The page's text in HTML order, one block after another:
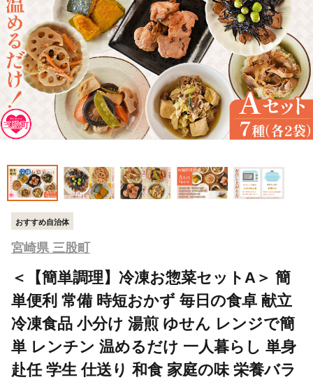
おすすめ自治体
宮崎県 三股町
＜【簡単調理】冷凍お惣菜セットA＞ 簡
単便利 常備 時短おかず 毎日の食卓 献立
冷凍食品 小分け 湯煎 ゆせん レンジで簡
単 レンチン 温めるだけ 一人暮らし 単身
赴任 学生 仕送り 和食 家庭の味 栄養バラ